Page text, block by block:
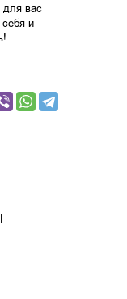
для вас
себя и